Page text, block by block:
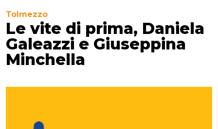
Tolmezzo
Le vite di prima, Daniela
Galeazzi e Giuseppina
Minchella